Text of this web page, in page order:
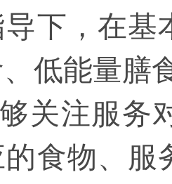
下，在基
低能量膳
关注服务
食物、服